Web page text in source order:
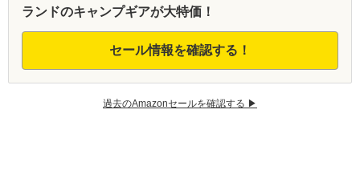
ランドのキャンプギアが大特価！
セール情報を確認する！
過去のAmazonセールを確認する ▶︎